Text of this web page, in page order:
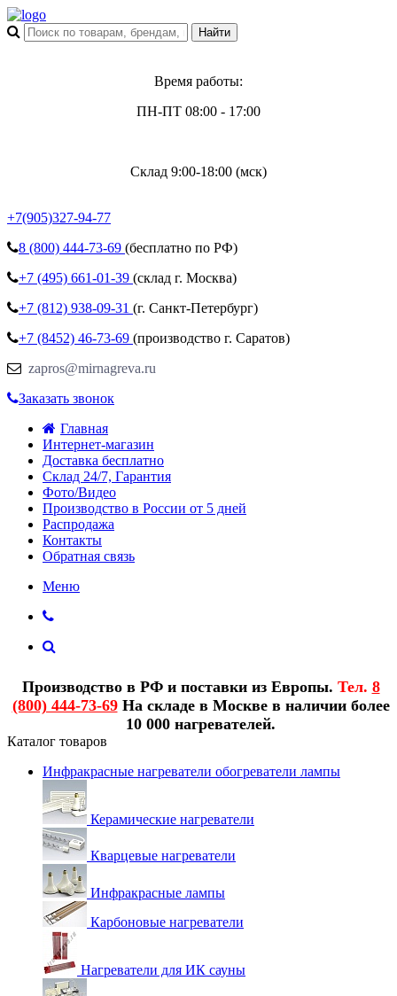
Время работы:
ПН-ПТ 08:00 - 17:00
Склад 9:00-18:00 (мск)
+7(905)327-94-77
8 (800) 444-73-69 (бесплатно по РФ)
+7 (495) 661-01-39 (склад г. Москва)
+7 (812) 938-09-31 (г. Санкт-Петербург)
+7 (8452) 46-73-69 (производство г. Саратов)
zapros@mirnagreva.ru
Заказать звонок
Главная
Интернет-магазин
Доставка бесплатно
Склад 24/7, Гарантия
Фото/Видео
Производство в России от 5 дней
Распродажа
Контакты
Обратная связь
Меню
Производство в РФ и поставки из Европы. Тел. 8
(800) 444-73-69На складе в Москве в наличии более
10 000 нагревателей.
Каталог товаров
Инфракрасные нагреватели обогреватели лампы
Керамические нагреватели
Кварцевые нагреватели
Инфракрасные лампы
Карбоновые нагреватели
Нагреватели для ИК сауны